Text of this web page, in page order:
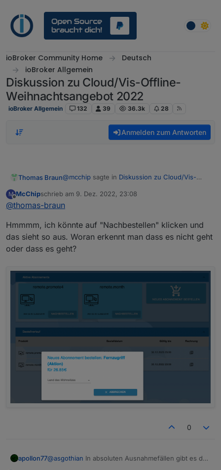
ioBroker Community Home
Deutsch
ioBroker Allgemein
Diskussion zu Cloud/Vis-Offline-
Weihnachtsangebot 2022
ioBroker Allgemein 132 39 36.3k 28
Anmelden zum Antworten
Thomas Braun@mcchip sagte in Diskussion zu Cloud/Vis-
Probier es aus. Ich vermute, du musst bis
31.12.22 warten.
M
Offline
McChipschrieb am 9. Dez. 2022, 23:08
zuletzt editiert von
@thomas-braun
Hmmmm, ich könnte auf "Nachbestellen" klicken und
das sieht so aus. Woran erkennt man dass es nicht geht
oder dass es geht?
0
apollon77@asgothian In absoluten Ausnahmefällen gibt es da